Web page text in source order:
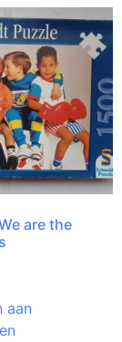
are the
aan